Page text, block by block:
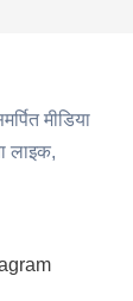
मीडिया
लाइक,